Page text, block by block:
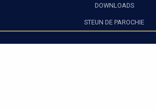
DOWNLOADS
STEUN DE PAROCHIE